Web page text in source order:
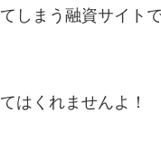
しまう融資サイト
はくれませんよ！